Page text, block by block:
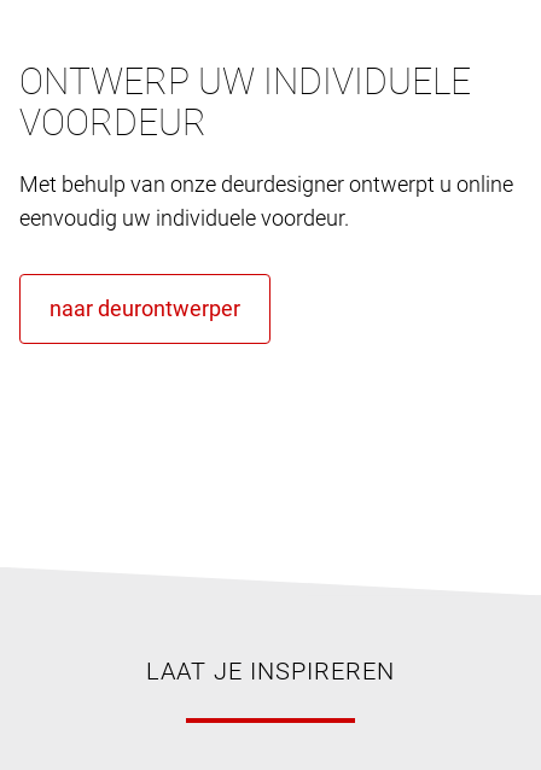
ONTWERP UW INDIVIDUELE
VOORDEUR
Met behulp van onze deurdesigner ontwerpt u online
eenvoudig uw individuele voordeur.
LAAT JE INSPIREREN